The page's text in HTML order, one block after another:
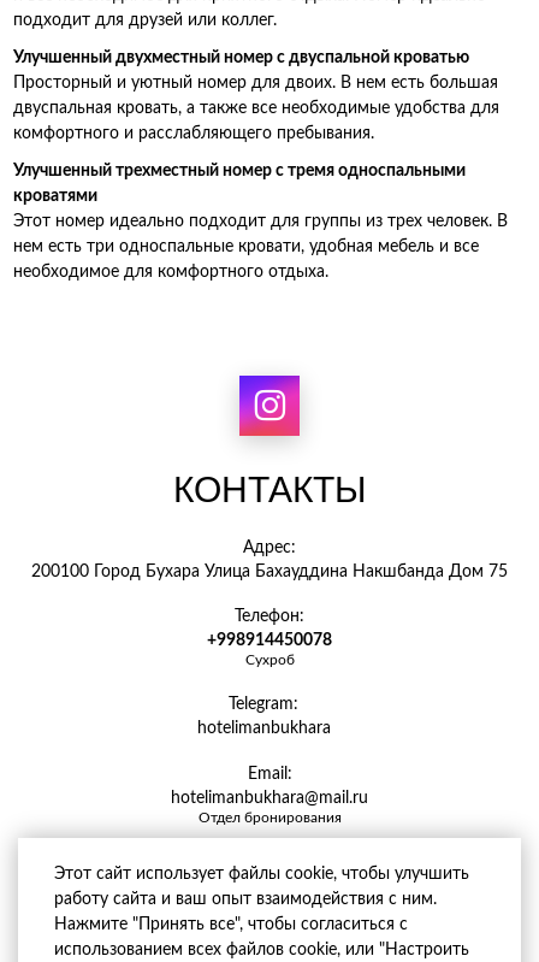
Этот сайт использует файлы cookie, чтобы улучшить
работу сайта и ваш опыт взаимодействия с ним.
Нажмите "Принять все", чтобы согласиться с
использованием всех файлов cookie, или "Настроить
подходит для друзей или коллег.
Улучшенный двухместный номер с двуспальной кроватью
Просторный и уютный номер для двоих. В нем есть большая
двуспальная кровать, а также все необходимые удобства для
комфортного и расслабляющего пребывания.
Улучшенный трехместный номер с тремя односпальными
кроватями
Этот номер идеально подходит для группы из трех человек. В
нем есть три односпальные кровати, удобная мебель и все
необходимое для комфортного отдыха.
КОНТАКТЫ
Адрес:
200100 Город Бухара Улица Бахауддина Накшбанда Дом 75
Телефон:
+998914450078
Сухроб
Telegram:
hotelimanbukhara
Email:
hotelimanbukhara@mail.ru
Отдел бронирования